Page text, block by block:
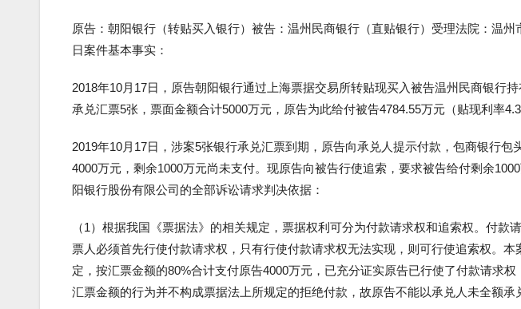
原告：朝阳银行（转贴买入银行）被告：温州民商银行（直贴银行）受理法院：温
日案件基本事实：
2018年10月17日，原告朝阳银行通过上海票据交易所转贴现买入被告温州民商银行
承兑汇票5张，票面金额合计5000万元，原告为此给付被告4784.55万元（贴现利率
2019年10月17日，涉案5张银行承兑汇票到期，原告向承兑人提示付款，包商银行包
4000万元，剩余1000万元尚未支付。现原告向被告行使追索，要求被告给付剩余
阳银行股份有限公司的全部诉讼请求判决依据：
（1）根据我国《票据法》的相关规定，票据权利可分为付款请求权和追索权。付款
票人必须首先行使付款请求权，只有行使付款请求权无法实现，则可行使追索权。
定，按汇票金额的80%合计支付原告4000万元，已充分证实原告已行使了付款请求
汇票金额的行为并不构成票据法上所规定的拒绝付款，故原告不能以承兑人未全额承